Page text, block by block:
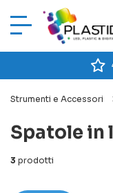
Strumenti e Accessori
Spatole in
3 prodotti